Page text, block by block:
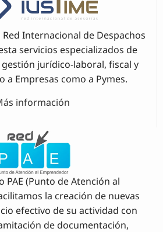
Internacional de Despachos
servicios especializados de
jurídico-laboral, fiscal y
a Empresas como a Pymes.
información
PAE (Punto de Atención al
la creación de nuevas
efectivo de su actividad con
de documentación,